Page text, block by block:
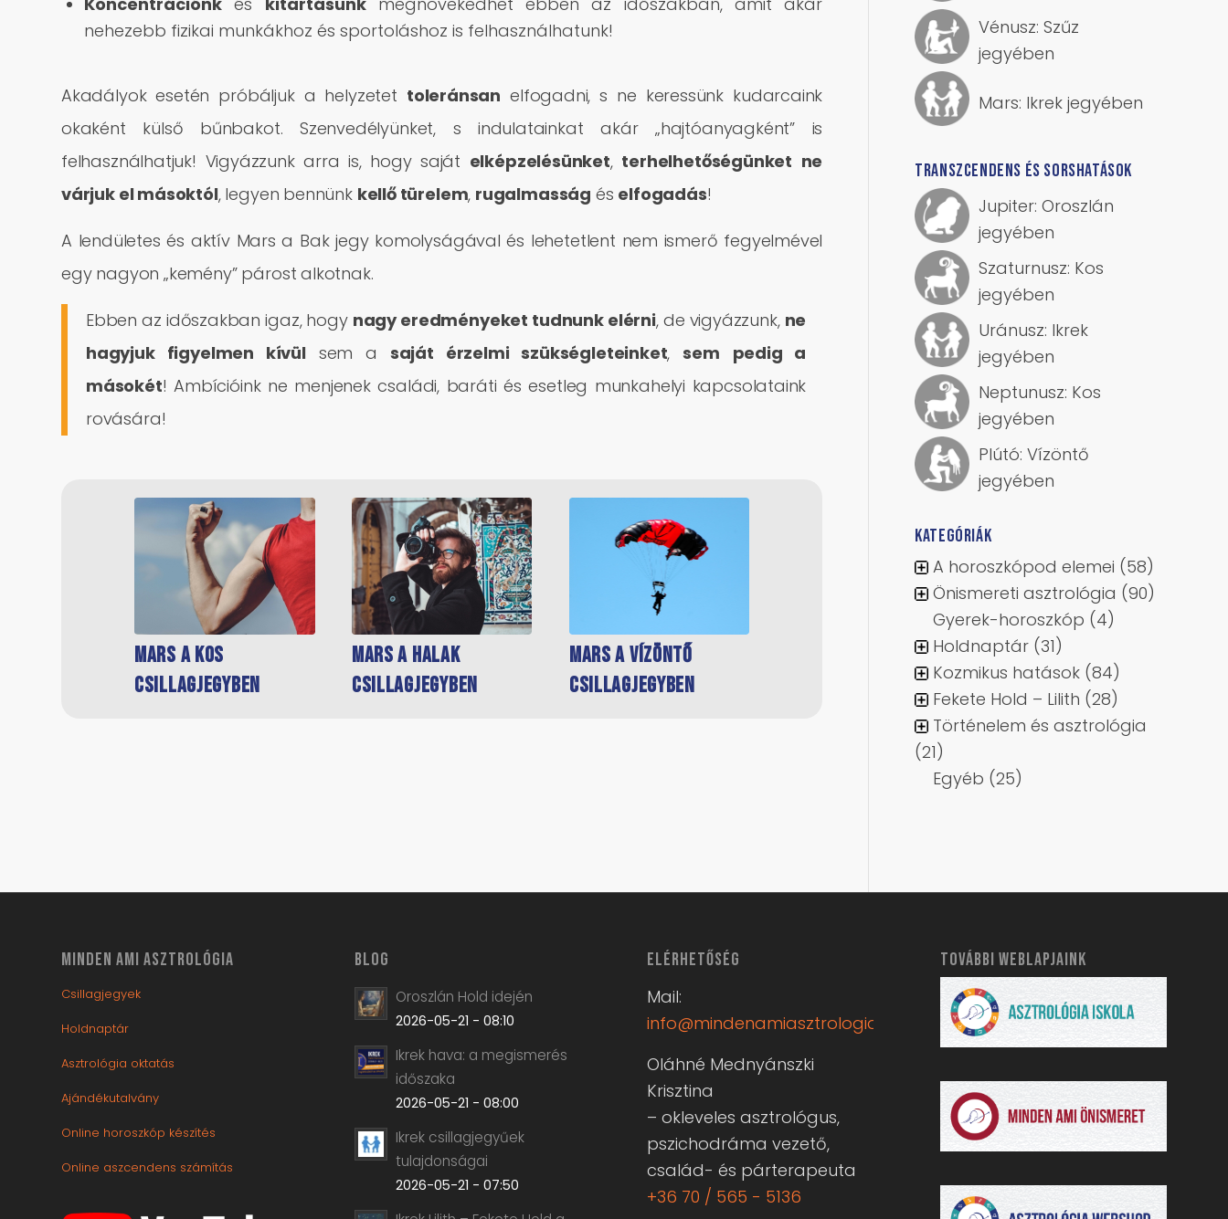
nehezebb fizikai munkákhoz és sportoláshoz is felhasználhatunk!
Akadályok esetén próbáljuk a helyzetet toleránsan elfogadni, s ne keressünk kudarcaink
okaként külső bűnbakot. Szenvedélyünket, s indulatainkat akár „hajtóanyagként” is
felhasználhatjuk! Vigyázzunk arra is, hogy saját elképzelésünket, terhelhetőségünket ne
várjuk el másoktól, legyen bennünk kellő türelem, rugalmasság és elfogadás!
A lendületes és aktív Mars a Bak jegy komolyságával és lehetetlent nem ismerő fegyelmével
egy nagyon „kemény” párost alkotnak.
Ebben az időszakban igaz, hogy nagy eredményeket tudnunk elérni, de vigyázzunk, ne
hagyjuk figyelmen kívül sem a saját érzelmi szükségleteinket,sem
pedig a
másokét! Ambícióink ne menjenek családi, baráti és esetleg munkahelyi kapcsolataink
rovására!
Mars a Kos
csillagjegyben
Mars a Halak
csillagjegyben
Mars a Vízöntő
csillagjegyben
Vénusz: Szűz
jegyében
Mars: Ikrek jegyében
TRANSZCENDENS ÉS SORSHATÁSOK
Jupiter: Oroszlán
jegyében
Szaturnusz: Kos
jegyében
Uránusz: Ikrek
jegyében
Neptunusz: Kos
jegyében
Plútó: Vízöntő
jegyében
KATEGÓRIÁK
A horoszkópod elemei (58)
Önismereti asztrológia (90)
Gyerek-horoszkóp (4)
Holdnaptár (31)
Kozmikus hatások (84)
Fekete Hold – Lilith (28)
Történelem és asztrológia
(21)
Egyéb (25)
MINDEN AMI ASZTROLÓGIA
Csillagjegyek
Holdnaptár
Asztrológia oktatás
Ajándékutalvány
Online horoszkóp készítés
Online aszcendens számítás
BLOG
Oroszlán Hold idején
2026-05-21 - 08:10
Ikrek hava: a megismerés
időszaka
2026-05-21 - 08:00
Ikrek csillagjegyűek
tulajdonságai
2026-05-21 - 07:50
ELÉRHETŐSÉG
Mail:
info@mindenamiasztrologia.hu
Oláhné Mednyánszki
Krisztina
– okleveles asztrológus,
pszichodráma vezető,
család- és párterapeuta
+36 70 / 565 - 5136
TOVÁBBI WEBLAPJAINK